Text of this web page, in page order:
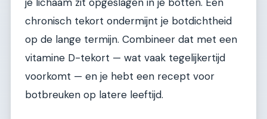
chronisch tekort ondermijnt je botdichtheid
op de lange termijn. Combineer dat met een
vitamine D-tekort — wat vaak tegelijkertijd
voorkomt — en je hebt een recept voor
botbreuken op latere leeftijd.